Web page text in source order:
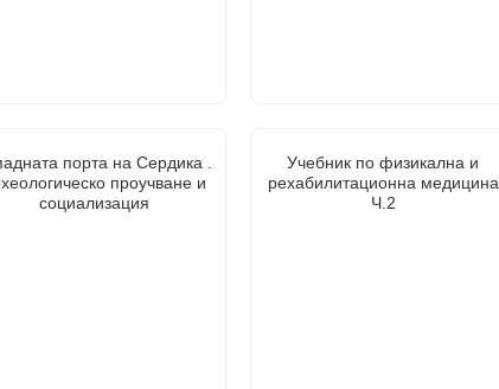
порта на Сердика .
проучване и
социализация
Учебник по физикална и
рехабилитационна медицина
Ч.2